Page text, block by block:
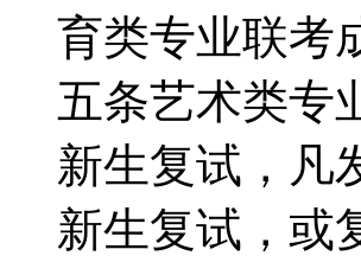
育类专业联
五条艺术类专
新生复试，凡
新生复试，或